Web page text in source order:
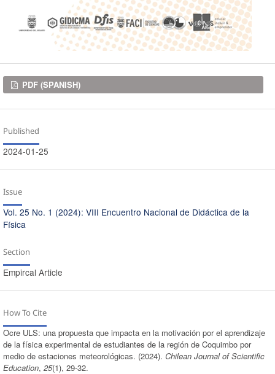
Downloads
PDF (SPANISH)
Published
2024-01-25
Issue
Vol. 25 No. 1 (2024): VIII Encuentro Nacional de Didáctica de la
Física
Section
Empircal Article
How To Cite
Ocre ULS: una propuesta que impacta en la motivación por el aprendizaje
de la física experimental de estudiantes de la región de Coquimbo por
medio de estaciones meteorológicas. (2024). Chilean Journal of Scientific
Education, 25(1), 29-32.